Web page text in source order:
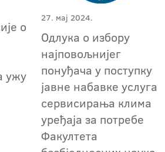
о
ужу
27. мај 2024.
Oдлука о избору
најповољнијег
понуђача у поступку
јавне набавке услуга
сервисирања клима
уређаја за потребе
Факултета